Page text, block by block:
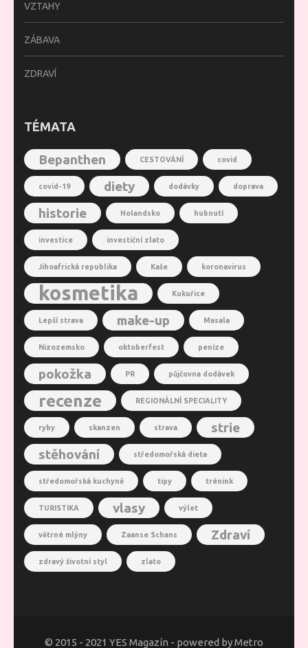
VZTAHY
ZÁBAVA
ZDRAVÍ
TÉMATA
Bepanthen CESTOVÁNÍ covid
covid-19 diety dodávky doprava
historie Holandsko hubnutí
investice investiční zlato
Jihoafrická republika Kaše koronavirus
kosmetika Kukuřice
Lepší strava make-up Masala
Nizozemsko oktoberfest peníze
pokožka PR půjčovna dodávek
recenze REGIONÁLNÍ SPECIALITY
ryby skanzen strava
strie
stěhování
středomořská dieta
středomořská kuchyně tipy trénink
TURISTIKA vlasy výlet
větrné mlýny Zaanse Schans Zdraví
zdravý životní styl zlato
© 2015 - 2021 YES Magazín - powered by Metro